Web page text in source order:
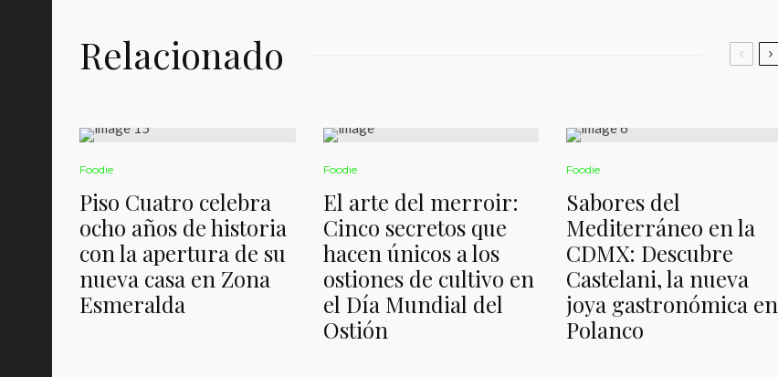
Relacionado
Foodie
Piso Cuatro celebra
ocho años de historia
con la apertura de su
nueva casa en Zona
Esmeralda
Foodie
El arte del merroir:
Cinco secretos que
hacen únicos a los
ostiones de cultivo en
el Día Mundial del
Ostión
Foodie
Sabores del
Mediterráneo en la
CDMX: Descubre
Castelani, la nueva
joya gastronómica en
Polanco